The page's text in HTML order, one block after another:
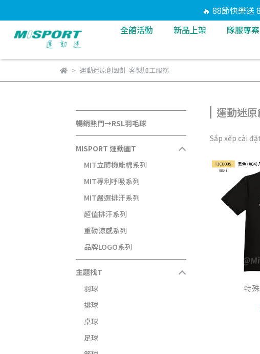
🔥 88節快樂送
全館活動
新品上架 隊服專案
運動迷原創設計-客製加工服務
暢銷熱門→RSL羽毛球
MISPORT 運動圖T
MIT立體機能棉系列
MIT專利呼吸系列
MIT嚴選排汗系列
超值排汗系列
重磅涼感系列
品牌LOGO系列
主題找T
羽球
排球
桌球
足球
運動迷
Sắp xếp cài
特